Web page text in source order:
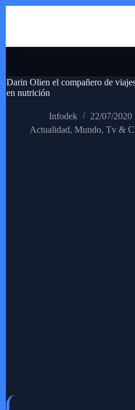
Darin Olien el compañero de
en nutrición
Infodek
22/07/2020
Actualidad, Mundo, Tv &